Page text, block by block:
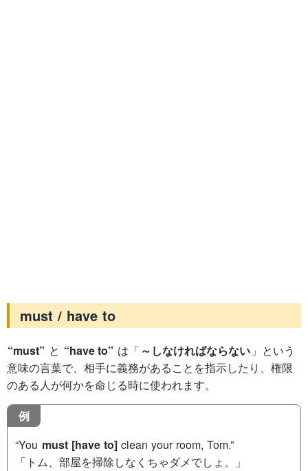
must / have to
“must” と “have to” は「 ～しなければならない 」という
意味の言葉で、相手に義務があることを指示したり、権限
のある人が何かを命じる時に使われます。
例
“You must [have to] clean your room, Tom.”
「トム、部屋を掃除しなくちゃダメでしょ。」